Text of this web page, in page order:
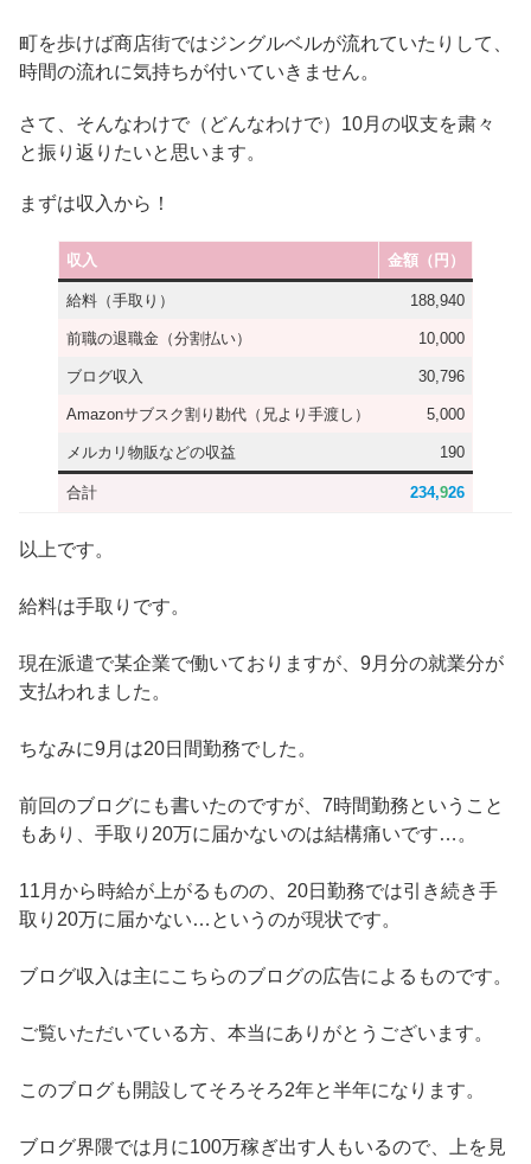
町を歩けば商店街ではジングルベルが流れていたりして、
時間の流れに気持ちが付いていきません。
さて、そんなわけで（どんなわけで）10月の収支を粛々
と振り返りたいと思います。
まずは収入から！
収入 金額（円）
給料（手取り） 188,940
前職の退職金（分割払い） 10,000
ブログ収入 30,796
Amazonサブスク割り勘代（兄より手渡し） 5,000
メルカリ物販などの収益 190
合計 234,926
以上です。
給料は手取りです。
現在派遣で某企業で働いておりますが、9月分の就業分が
支払われました。
ちなみに9月は20日間勤務でした。
前回のブログにも書いたのですが、7時間勤務ということ
もあり、手取り20万に届かないのは結構痛いです…。
11月から時給が上がるものの、20日勤務では引き続き手
取り20万に届かない…というのが現状です。
ブログ収入は主にこちらのブログの広告によるものです。
ご覧いただいている方、本当にありがとうございます。
このブログも開設してそろそろ2年と半年になります。
ブログ界隈では月に100万稼ぎ出す人もいるので、上を見